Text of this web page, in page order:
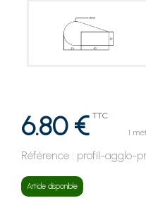
6.80 € TTC
1
Référence : profil-agglo-
Article disponible